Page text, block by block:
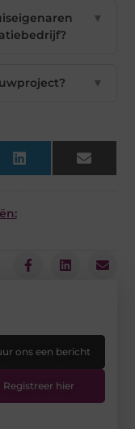
▼
▼
LinkedIn Email
ons een bericht
Registreer hier